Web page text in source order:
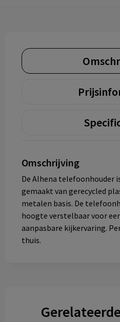
Omschrijving
De Alhena telefoonhouder
gemaakt van gerecycled
metalen basis. De
hoogte verstelbaar voor
aanpasbare kijkervaring.
thuis.